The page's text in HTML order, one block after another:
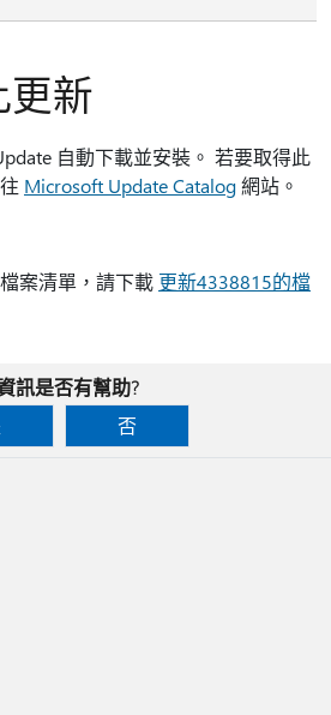
更新
自動下載並安裝。 若要取得此
Microsoft Update Catalog網站。
案清單，請下載 更新4338815的檔
訊是否有幫助?
否